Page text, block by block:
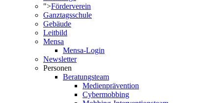
">Förderverein
Ganztagsschule
Gebäude
Leitbild
Mensa
Mensa-Login
Newsletter
Personen
Beratungsteam
Medienprävention
Cybermobbing